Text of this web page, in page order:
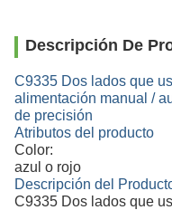
Descripción De
C9335 Dos lados que
alimentación manual /
de precisión
Atributos del producto
Color:
azul o rojo
Descripción del
C9335 Dos lados que